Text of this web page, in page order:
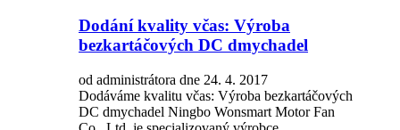
Dodání kvality včas: Výroba
bezkartáčových DC dmychadel
od administrátora dne 24. 4. 2017
Dodáváme kvalitu včas: Výroba bezkartáčových
DC dmychadel Ningbo Wonsmart Motor Fan